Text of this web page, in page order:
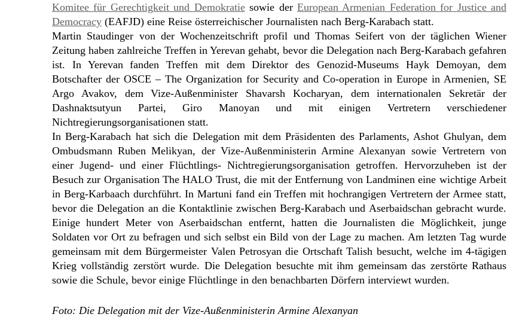
Komitee für Gerechtigkeit und Demokratiesowie der European Armenian Federation for Justice and
Democracy (EAFJD) eine Reise österreichischer Journalisten nach Berg-Karabach statt.
Martin Staudinger von der Wochenzeitschrift profil und Thomas Seifert von der täglichen Wiener
Zeitung haben zahlreiche Treffen in Yerevan gehabt, bevor die Delegation nach Berg-Karabach gefahren
ist. In Yerevan fanden Treffen mit dem Direktor des Genozid-Museums Hayk Demoyan, dem
Botschafter der OSCE – The Organization for Security and Co-operation in Europe in Armenien, SE
Argo Avakov, dem Vize-Außenminister Shavarsh Kocharyan, dem internationalen Sekretär der
Dashnaktsutyun Partei, Giro Manoyan und mit einigen Vertretern verschiedener
Nichtregierungsorganisationen statt.
In Berg-Karabach hat sich die Delegation mit dem Präsidenten des Parlaments, Ashot Ghulyan, dem
Ombudsmann Ruben Melikyan, der Vize-Außenministerin Armine Alexanyan sowie Vertretern von
einer Jugend- und einer Flüchtlings- Nichtregierungsorganisation getroffen. Hervorzuheben ist der
Besuch zur Organisation The HALO Trust, die mit der Entfernung von Landminen eine wichtige Arbeit
in Berg-Karbaach durchführt. In Martuni fand ein Treffen mit hochrangigen Vertretern der Armee statt,
bevor die Delegation an die Kontaktlinie zwischen Berg-Karabach und Aserbaidschan gebracht wurde.
Einige hundert Meter von Aserbaidschan entfernt, hatten die Journalisten die Möglichkeit, junge
Soldaten vor Ort zu befragen und sich selbst ein Bild von der Lage zu machen. Am letzten Tag wurde
gemeinsam mit dem Bürgermeister Valen Petrosyan die Ortschaft Talish besucht, welche im 4-tägigen
Krieg vollständig zerstört wurde. Die Delegation besuchte mit ihm gemeinsam das zerstörte Rathaus
sowie die Schule, bevor einige Flüchtlinge in den benachbarten Dörfern interviewt wurden.
Foto: Die Delegation mit der Vize-Außenministerin Armine Alexanyan